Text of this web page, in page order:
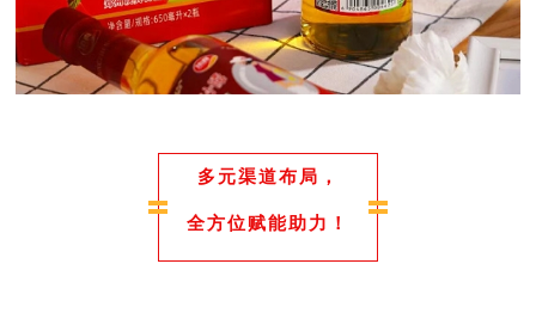
多元渠道布局，
全方位赋能助力！